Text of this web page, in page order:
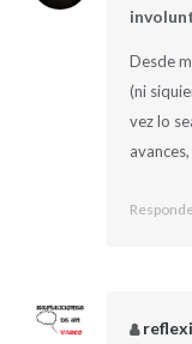
Desde
(ni
vez lo